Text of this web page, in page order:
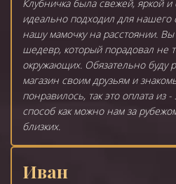
Клубничка была свежей, яркой и
идеально подходил для нашего
нашу мамочку на расстоянии.
шедевр, который порадовал не
окружающих. Обязательно буду
магазин своим друзьям и
понравилось, так это оплата из
способ как можно нам за
близких.
Иван